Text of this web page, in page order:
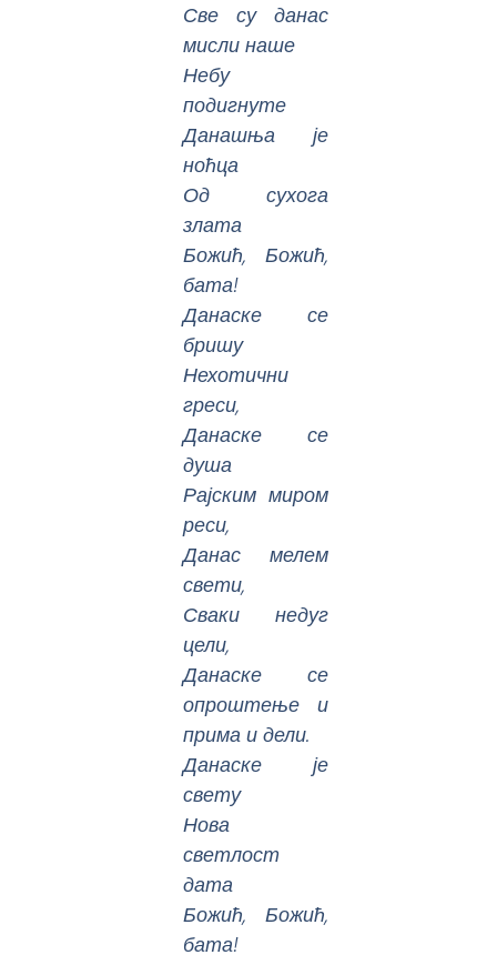
Све су данас
мисли наше
Небу
подигнуте
Данашња је
ноћца
Од сухога
злата
Божић, Божић,
бата!
Данаске се
бришу
Нехотични
греси,
Данаске се
душа
Рајским миром
реси,
Данас мелем
свети,
Сваки недуг
цели,
Данаске се
опроштење и
прима и дели.
Данаске је
свету
Нова
светлост
дата
Божић, Божић,
бата!